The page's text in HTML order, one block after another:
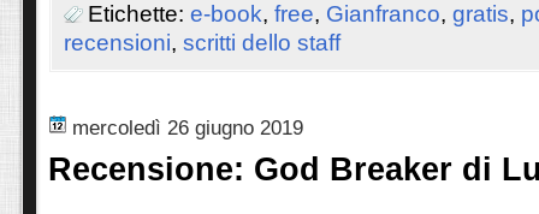
Etichette: e-book, free, Gianfranco, gratis,
recensioni, scritti dello staff
mercoledì 26 giugno 2019
Recensione: God Breaker di